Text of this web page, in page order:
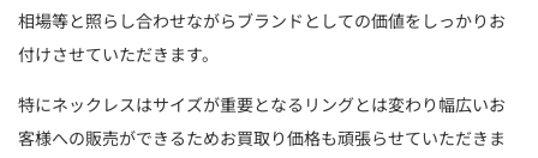
相場等と照らし合わせながらブランドとしての価値をしっかりお
付けさせていただきます。
特にネックレスはサイズが重要となるリングとは変わり幅広いお
客様への販売ができるためお買取り価格も頑張らせていただきま